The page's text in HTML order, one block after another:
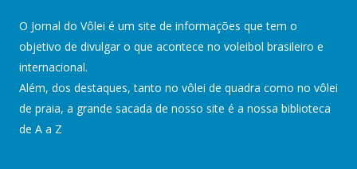
O Jornal do Vôlei é um site de informações que tem o
objetivo de divulgar o que acontece no voleibol brasileiro e
internacional.
Além, dos destaques, tanto no vôlei de quadra como no vôlei
de praia, a grande sacada de nosso site é a nossa biblioteca
de A a Z